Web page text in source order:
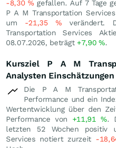
-8,30%gefallen. Auf 7 Tage
P A M Transportation
um -21,35%verändert.
Transportation Services
08.07.2026, beträgt +7,90%.
Kursziel P A M
Analysten Einschätzungen
Die P A M
Performance und ein
Wertentwicklung über den
Performance von +11,91%.
letzten 52 Wochen positiv
Services notiert zurzeit -